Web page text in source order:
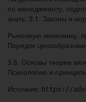
по менеджменту,
знать: 3.1. Законы и
Рыночную экономику,
Порядок
3.6. Основы теории
Психологию и
Источник: https://